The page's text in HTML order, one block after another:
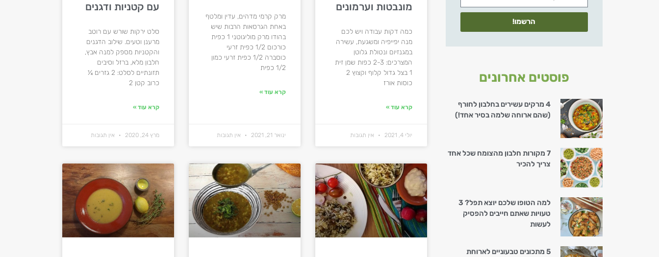
הרשמו!
פוסטים אחרונים
4 מרקים עשירים בחלבון לחורף
(שהם ארוחה שלמה בסיר אחד!)
7 מקורות חלבון מהצומח שכל אחד
צריך להכיר
למה הטופו שלכם יוצא תפל? 3
טעויות שאתם חייבים להפסיק
לעשות
5 מתכונים טבעוניים לארוחת
מונבטות וערמונים
כמה דקות עבודה ויש לכם
מנה יפייפיה ומשגעת, עשירה
במגנזיום ונטולת גלוטן
המצרכים: 2-3 כפות שמן זית
1 בצל גדול קלוף וקצוץ 2
כוסות אורז
קרא עוד »
יולי 4, 2021 אין תגובות
מרק קרמי מדהים, עדין ומלטף
באחת הגרסאות הרבות שיש
בהודו מרק מוליגוטני 1 כפית
כורכום 1/2 כפית זרעי
כוסברה 1/2 כפית זרעי כמון
1/2 כפית
קרא עוד »
ינואר 21, 2021 אין תגובות
עם קטניות ודגנים
סלט ירקות שורש עם רוטב
מרענן וטעים. שילוב הדגנים
והקטניות מספק למנה אבץ,
חלבון מלא, ברזל וסיבים
תזונתיים לסלט: 2 גזרים ¼
כרוב קטן 2
קרא עוד »
מרץ 24, 2020 אין תגובות